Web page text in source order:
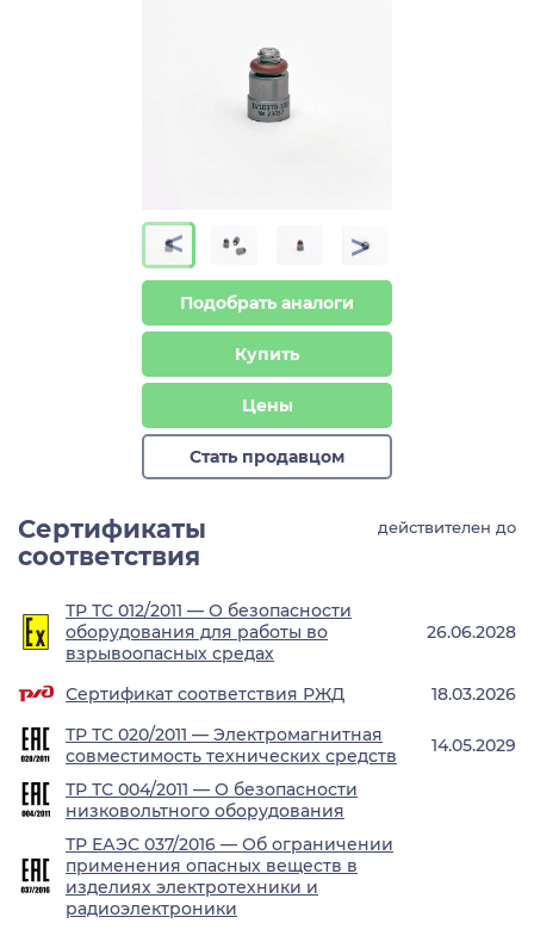
> >
Подобрать аналоги
Купить
Цены
Стать продавцом
Сертификаты
соответствия
действителен до
ТР ТС 012/2011 — О безопасности
оборудования для работы во
взрывоопасных средах
26.06.2028
Сертификат соответствия РЖД
18.03.2026
ТР ТС 020/2011 — Электромагнитная
совместимость технических средств
14.05.2029
ТР ТС 004/2011 — О безопасности
низковольтного оборудования
ТР ЕАЭС 037/2016 — Об ограничении
применения опасных веществ в
изделиях электротехники и
радиоэлектроники